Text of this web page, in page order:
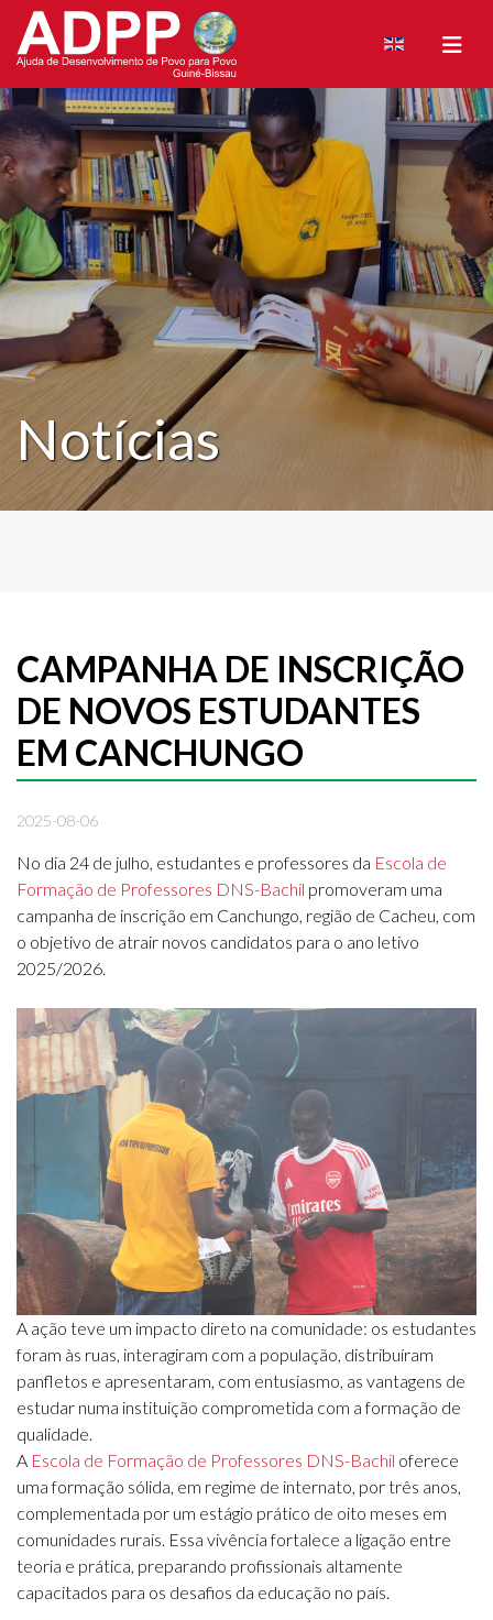
Notícias
CAMPANHA DE INSCRIÇÃO
DE NOVOS ESTUDANTES
EM CANCHUNGO
2025-08-06
No dia 24 de julho, estudantes e professores da Escola de
Formação de Professores DNS-Bachil promoveram uma
campanha de inscrição em Canchungo, região de Cacheu, com
o objetivo de atrair novos candidatos para o ano letivo
2025/2026.
A ação teve um impacto direto na comunidade: os estudantes
foram às ruas, interagiram com a população, distribuíram
panfletos e apresentaram, com entusiasmo, as vantagens de
estudar numa instituição comprometida com a formação de
qualidade.
A Escola de Formação de Professores DNS-Bachil oferece
uma formação sólida, em regime de internato, por três anos,
complementada por um estágio prático de oito meses em
comunidades rurais. Essa vivência fortalece a ligação entre
teoria e prática, preparando profissionais altamente
capacitados para os desafios da educação no país.